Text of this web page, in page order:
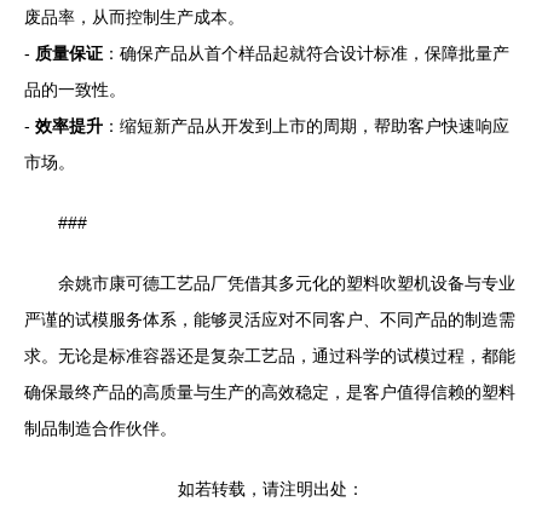
废品率，从而控制生产成本。
- 质量保证 ：确保产品从首个样品起就符合设计标准，保障批量产
品的一致性。
- 效率提升 ：缩短新产品从开发到上市的周期，帮助客户快速响应
市场。
###
余姚市康可德工艺品厂凭借其多元化的塑料吹塑机设备与专业
严谨的试模服务体系，能够灵活应对不同客户、不同产品的制造需
求。无论是标准容器还是复杂工艺品，通过科学的试模过程，都能
确保最终产品的高质量与生产的高效稳定，是客户值得信赖的塑料
制品制造合作伙伴。
如若转载，请注明出处：